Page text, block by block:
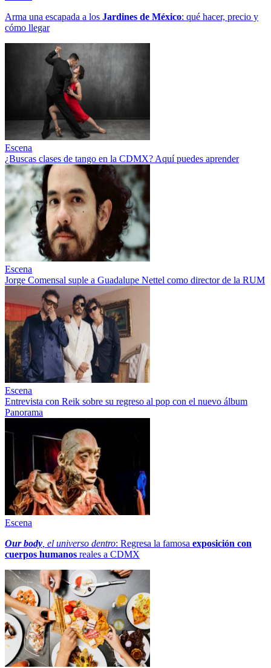
Arma una escapada a los Jardines de México: qué hacer, precio y
cómo llegar
Escena
¿Buscas clases de tango en la CDMX? Aquí puedes aprender
Escena
Jorge Comensal suple a Guadalupe Nettel como director de la RUM
Escena
Entrevista con Reik sobre su regreso al pop con el nuevo álbum
Panorama
Escena
Our body , el universo dentro: Regresa la famosa exposición con
cuerpos humanos reales a CDMX